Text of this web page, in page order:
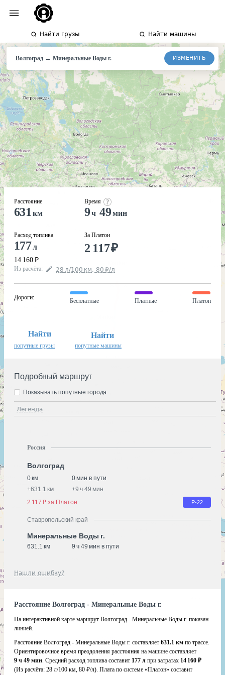
Найти грузы Найти машины
Волгоград → Минеральные Воды г. ИЗМЕНИТЬ
Расстояние
631 км
Расход топлива
177л
14 160 ₽
Время
9ч 49мин
За Платон
2 117₽
Из расчёта: 28 л/100 км, 80 ₽/л
Дороги:
Бесплатные Платные Платон
Найти
попутные грузы
Найти
попутные машины
Подробный маршрут
Легенда
Показывать попутные города
Россия
Волгоград
0 км
0 мин в пути
+631.1 км +9 ч 49 мин
2 117 ₽ за Платон
Р-22
Ставропольский край
Минеральные Воды г.
631.1 км 9 ч 49 мин в пути
Нашли ошибку?
Расстояние Волгоград - Минеральные Воды г.
На интерактивной карте маршрут Волгоград - Минеральные Воды г. показан
линией.
Расстояние Волгоград - Минеральные Воды г. составляет 631.1 км по трассе.
Ориентировочное время преодоления расстояния на машине составляет
9 ч 49 мин. Средний расход топлива составит 177 л при затратах 14 160 ₽
(Из расчёта: 28 л/100 км, 80 ₽/л). Плата по системе «Платон» составит